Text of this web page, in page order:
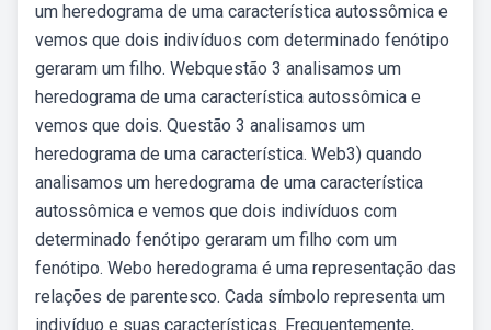
um heredograma de uma característica autossômica e
vemos que dois indivíduos com determinado fenótipo
geraram um filho. Webquestão 3 analisamos um
heredograma de uma característica autossômica e
vemos que dois. Questão 3 analisamos um
heredograma de uma característica. Web3) quando
analisamos um heredograma de uma característica
autossômica e vemos que dois indivíduos com
determinado fenótipo geraram um filho com um
fenótipo. Webo heredograma é uma representação das
relações de parentesco. Cada símbolo representa um
indivíduo e suas características. Frequentemente,